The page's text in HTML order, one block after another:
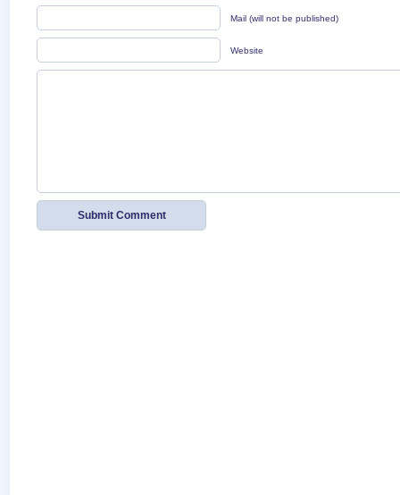
Mail (will not be published)
Website